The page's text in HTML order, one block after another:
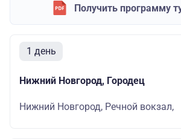
Получить программу
1 день
Нижний Новгород, Городец
Нижний Новгород, Речной вокзал,